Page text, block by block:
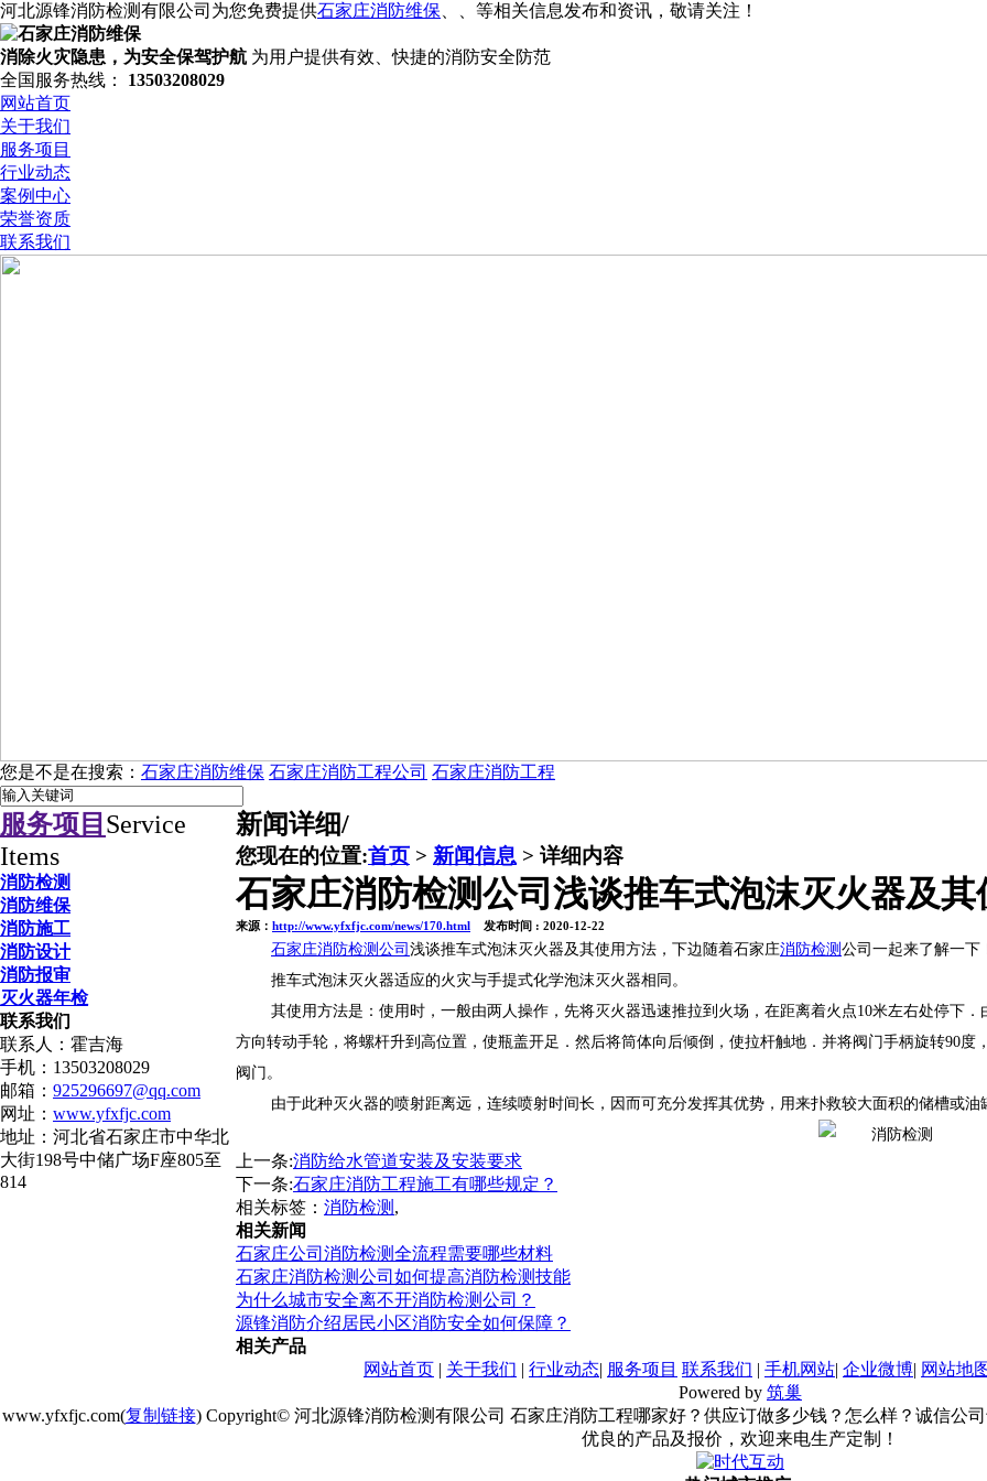
河北源锋消防检测有限公司为您免费提供石家庄消防维保 等相关信息发布和资讯，敬请关注！
消除火灾隐患，为安全保驾护航 为用户提供有效、快捷的消防安全防范
全国服务热线：
13503208029
网站首页
关于我们
服务项目
行业动态
案例中心
荣誉资质
联系我们
您是不是在搜索： 石家庄消防维保 石家庄消防工程公司 石家庄消防工程
服务项目 Service
Items
消防检测
消防维保
消防施工
消防设计
消防报审
灭火器年检
联系我们
联系人：霍吉海
手机：13503208029
邮箱： 925296697@qq.com
网址： www.yfxfjc.com
地址：河北省石家庄市中华北
大街198号中储广场F座805至
814
新闻详细/
您现在的位置:首页 > 新闻信息 > 详细内容
石家庄消防检测公司浅谈推车式泡沫灭火器及其
来源： http://www.yfxfjc.com/news/170.html 发布时间 : 2020-12-22
石家庄消防检测公司 浅谈推车式泡沫灭火器及其使用方法，下边随着石家庄消防检测 公司一起来了解一下
推车式泡沫灭火器适应的火灾与手提式化学泡沫灭火器相同。
其使用方法是：使用时，一般由两人操作，先将灭火器迅速推拉到火场，在距离着火点10米左右处停下
方向转动手轮，将螺杆升到高位置，使瓶盖开足．然后将筒体向后倾倒，使拉杆触地．并将阀门手柄旋转90
阀门。
由于此种灭火器的喷射距离远，连续喷射时间长，因而可充分发挥其优势，用来扑救较大面积的储槽或油
上一条:消防给水管道安装及安装要求
下一条:石家庄消防工程施工有哪些规定？
相关标签： 消防检测 ,
相关新闻
石家庄公司消防检测全流程需要哪些材料
石家庄消防检测公司如何提高消防检测技能
为什么城市安全离不开消防检测公司？
源锋消防介绍居民小区消防安全如何保障？
相关产品
网站首页 | 关于我们 | 行业动态| 服务项目 联系我们 | 手机网站| 企业微博| 网站地
Powered by 筑巢
www.yfxfjc.com(复制链接) Copyright© 河北源锋消防检测有限公司 石家庄消防工程哪家好？供应订做多少钱？怎么样？诚信公
优良的产品及报价，欢迎来电生产定制！